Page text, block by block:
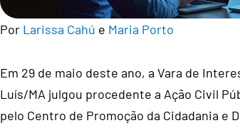
Por Larissa Cahú e Maria Porto
Em 29 de maio deste ano, a Vara de
Luís/MA julgou procedente a Ação Civil
pelo Centro de Promoção da Cidadania e